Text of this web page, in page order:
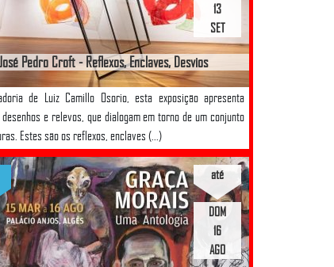
Pedro Croft - Reflexos, Enclaves, Desvios
de Luiz Camillo Osorio, esta exposição apresenta
e relevos, que dialogam em torno de um conjunto
Estes são os reflexos, enclaves (...)
13
SET
até
DOM
16
AGO